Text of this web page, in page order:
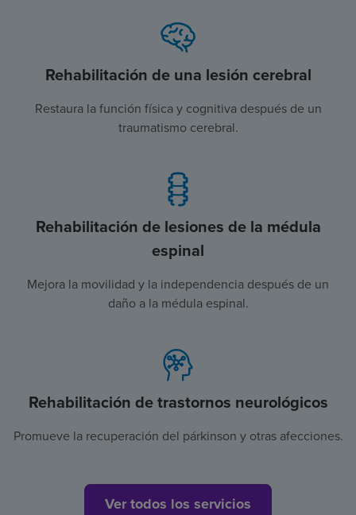
Rehabilitación de una lesión cerebral
Restaura la función física y cognitiva después de un
traumatismo cerebral.
Rehabilitación de lesiones de la médula
espinal
Mejora la movilidad y la independencia después de un
daño a la médula espinal.
Rehabilitación de trastornos neurológicos
Promueve la recuperación del párkinson y otras afecciones.
Ver todos los servicios